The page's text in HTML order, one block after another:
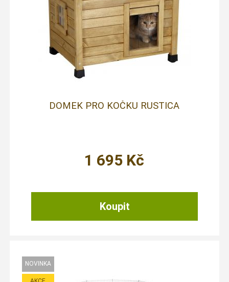
DOMEK PRO KOČKU RUSTICA
1 695 Kč